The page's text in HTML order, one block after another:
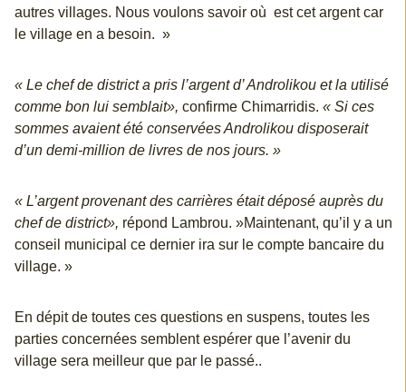
autres villages. Nous voulons savoir où est cet argent car
le village en a besoin. »
« Le chef de district a pris l’argent d’ Androlikou et la utilisé
comme bon lui semblait», confirme Chimarridis. « Si ces
sommes avaient été conservées Androlikou disposerait
d’un demi-million de livres de nos jours. »
« L’argent provenant des carrières était déposé auprès du
chef de district», répond Lambrou. »Maintenant, qu’il y a un
conseil municipal ce dernier ira sur le compte bancaire du
village. »
En dépit de toutes ces questions en suspens, toutes les
parties concernées semblent espérer que l’avenir du
village sera meilleur que par le passé..